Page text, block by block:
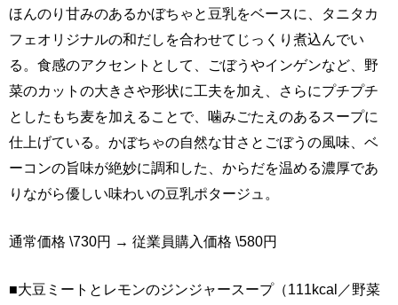
ほんのり甘みのあるかぼちゃと豆乳をベースに、タニタカ
フェオリジナルの和だしを合わせてじっくり煮込んでい
る。食感のアクセントとして、ごぼうやインゲンなど、野
菜のカットの大きさや形状に工夫を加え、さらにプチプチ
としたもち麦を加えることで、噛みごたえのあるスープに
仕上げている。かぼちゃの自然な甘さとごぼうの風味、ベ
ーコンの旨味が絶妙に調和した、からだを温める濃厚であ
りながら優しい味わいの豆乳ポタージュ。
通常価格 \730円 → 従業員購入価格 \580円
■大豆ミートとレモンのジンジャースープ（111kcal／野菜